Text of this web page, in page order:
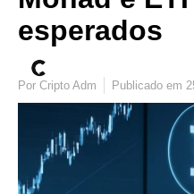
esperados
Por Cripto Adm Publicado em